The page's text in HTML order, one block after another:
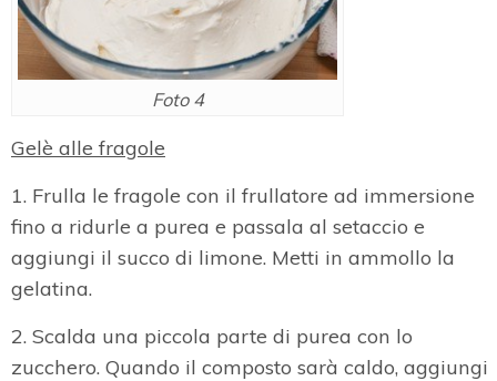
Foto 4
Gelè alle fragole
1. Frulla le fragole con il frullatore ad immersione
fino a ridurle a purea e passala al setaccio e
aggiungi il succo di limone. Metti in ammollo la
gelatina.
2. Scalda una piccola parte di purea con lo
zucchero. Quando il composto sarà caldo, aggiungi